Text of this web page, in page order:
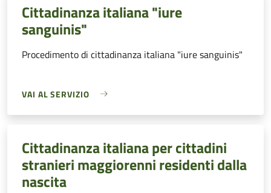
Cittadinanza italiana "iure
sanguinis"
Procedimento di cittadinanza italiana "iure sanguinis"
VAI AL SERVIZIO
Cittadinanza italiana per cittadini
stranieri maggiorenni residenti dalla
nascita